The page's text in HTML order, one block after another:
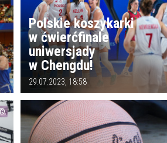
Polskie koszykarki
w ćwierćfinale
uniwersjady
w Chengdu!
29.07.2023, 18:58